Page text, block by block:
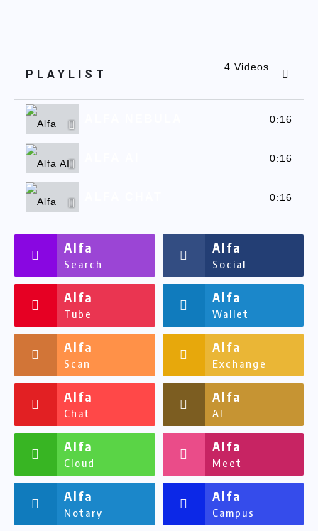
PLAYLIST
4 Videos
0:16
0:16
0:16
ALFASSA 0:16
Alfa
Search
Alfa
Social
Alfa
Tube
Alfa
Wallet
Alfa
Scan
Alfa
Exchange
Alfa
Chat
Alfa
AI
Alfa
Cloud
Alfa
Meet
Alfa
Notary
Alfa
Campus